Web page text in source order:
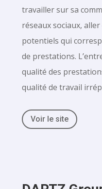
travailler sur sa
réseaux sociaux,
potentiels qui
de prestations.
qualité des
qualité de travail
Voir le site